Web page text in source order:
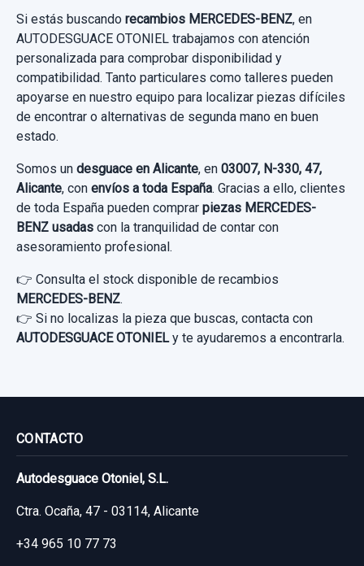
MOTOR LIMPIA DELANTERO A1698200300
usado.
CDI EXCLUSIVE...
Garantía 1 año
Ref:664065 OEM:A1698200300
26,44 €
50,00 €
Sin IVA, gastos de envío no incluidos.
Consultar por whatsapp
AIRBAG DELANTERO DERECHO usado.
MERCEDES-BENZ CLASE A (W169) A 180
CDI EXCLUSIVE...
Garantía 1 año
40,00 €
Sin IVA, gastos de envío no incluidos.
Consultar por whatsapp
BARRA ESTABILIZADORA DELANTERA
usado.
CDI EXCLUSIVE...
Si estás buscando recambios MERCEDES-BENZ, en
AUTODESGUACE OTONIEL trabajamos con atención
personalizada para comprobar disponibilidad y
compatibilidad. Tanto particulares como talleres pueden
apoyarse en nuestro equipo para localizar piezas difíciles
de encontrar o alternativas de segunda mano en buen
estado.
Somos un desguace en Alicante, en 03007, N-330, 47,
Alicante, con envíos a toda España. Gracias a ello, clientes
de toda España pueden comprar piezas MERCEDES-
BENZ usadas con la tranquilidad de contar con
asesoramiento profesional.
👉 Consulta el stock disponible de recambios
MERCEDES-BENZ.
👉 Si no localizas la pieza que buscas, contacta con
AUTODESGUACE OTONIELy te ayudaremos a encontrarla.
CONTACTO
Autodesguace Otoniel, S.L.
Ctra. Ocaña, 47 - 03114, Alicante
+34 965 10 77 73